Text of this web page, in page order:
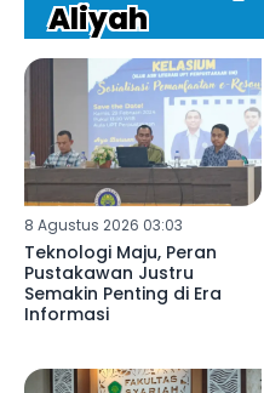
Aliyah
8 Agustus 2026 03:03
Teknologi Maju, Peran
Pustakawan Justru
Semakin Penting di Era
Informasi